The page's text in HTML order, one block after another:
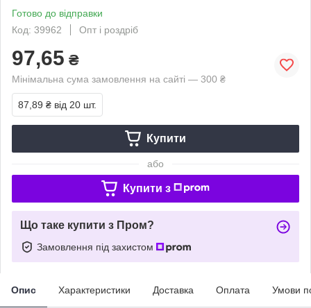
Готово до відправки
Код: 39962
Опт і роздріб
97,65 ₴
Мінімальна сума замовлення на сайті — 300 ₴
87,89 ₴ від 20 шт.
Купити
або
Купити з
Що таке купити з Пром?
Замовлення під захистом
Опис Характеристики Доставка Оплата Умови